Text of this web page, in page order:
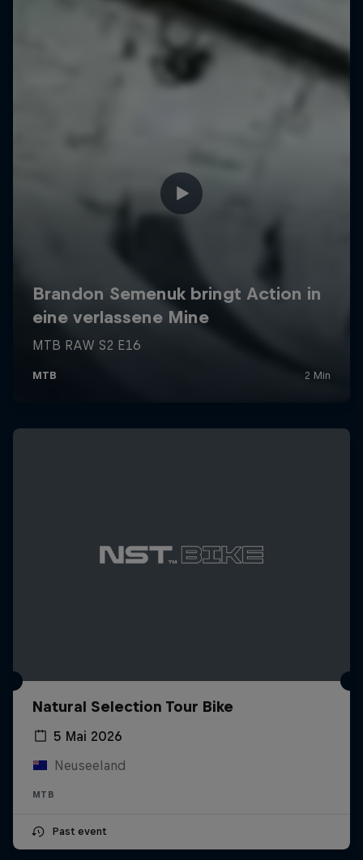
Natural Selection Tour Bike
5 Mai 2026
Neuseeland
MTB
Past event